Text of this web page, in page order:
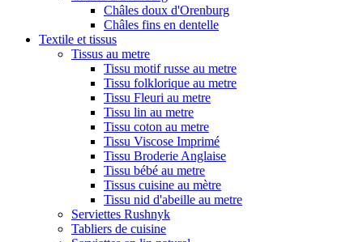
Châles doux d'Orenburg
Châles fins en dentelle
Textile et tissus
Tissus au metre
Tissu motif russe au metre
Tissu folklorique au metre
Tissu Fleuri au metre
Tissu lin au metre
Tissu coton au metre
Tissu Viscose Imprimé
Tissu Broderie Anglaise
Tissu bébé au metre
Tissus cuisine au mètre
Tissu nid d'abeille au metre
Serviettes Rushnyk
Tabliers de cuisine